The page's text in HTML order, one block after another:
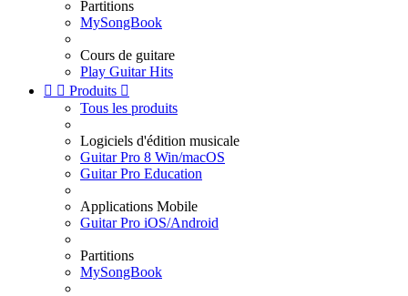
Partitions
MySongBook
Cours de guitare
Play Guitar Hits
  Produits 
Tous les produits
Logiciels d'édition musicale
Guitar Pro 8 Win/macOS
Guitar Pro Education
Applications Mobile
Guitar Pro iOS/Android
Partitions
MySongBook